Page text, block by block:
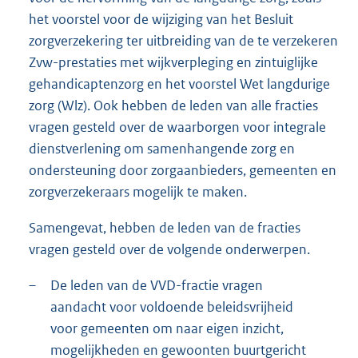
het voorstel voor de wijziging van het Besluit
zorgverzekering ter uitbreiding van de te verzekeren
Zvw-prestaties met wijkverpleging en zintuiglijke
gehandicaptenzorg en het voorstel Wet langdurige
zorg (Wlz). Ook hebben de leden van alle fracties
vragen gesteld over de waarborgen voor integrale
dienstverlening om samenhangende zorg en
ondersteuning door zorgaanbieders, gemeenten en
zorgverzekeraars mogelijk te maken.
Samengevat, hebben de leden van de fracties
vragen gesteld over de volgende onderwerpen.
–
De leden van de VVD-fractie vragen
aandacht voor voldoende beleidsvrijheid
voor gemeenten om naar eigen inzicht,
mogelijkheden en gewoonten buurtgericht